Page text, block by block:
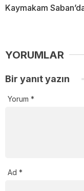
Kaymakam
YORUMLAR
Bir yanıt yazın
Yorum *
Ad *